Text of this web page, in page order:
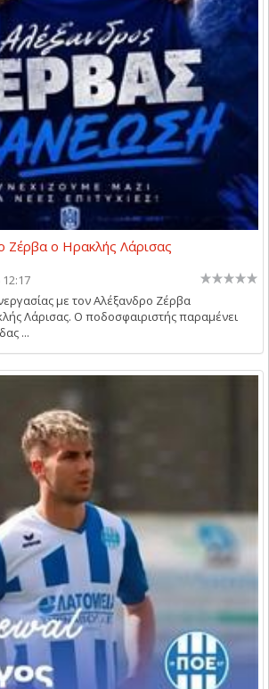
Ζέρβα ο Ηρακλής Λάρισας
με τον Αλέξανδρο Ζέρβα
Λάρισας. Ο ποδοσφαιριστής παραμένει
...